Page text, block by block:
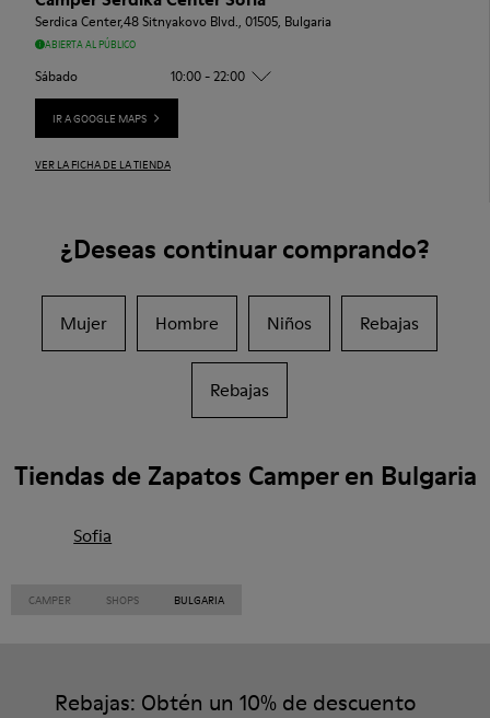
Serdica Center,48 Sitnyakovo Blvd., 01505, Bulgaria
ABIERTA AL PÚBLICO
Sábado 10:00 - 22:00
IR A GOOGLE MAPS
VER LA FICHA DE LA TIENDA
¿Deseas continuar comprando?
Mujer Hombre Niños Rebajas
Rebajas
Tiendas de Zapatos Camper en Bulgaria
Sofia
CAMPER SHOPS BULGARIA
Rebajas: Obtén un 10% de descuento